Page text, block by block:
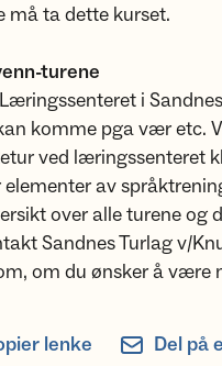
må ta dette kurset.
turene
i
komme pga vær etc.
ved læringssenteret
av
over alle turene og
Sandnes Turlag v/
om du ønsker å være
lenke Del på